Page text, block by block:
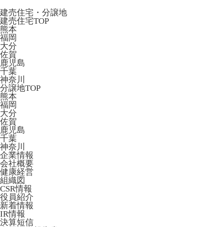
建売住宅・分譲地
建売住宅TOP
熊本
福岡
大分
佐賀
鹿児島
千葉
神奈川
分譲地TOP
熊本
福岡
大分
佐賀
鹿児島
千葉
神奈川
企業情報
会社概要
健康経営
組織図
CSR情報
役員紹介
新着情報
IR情報
決算短信